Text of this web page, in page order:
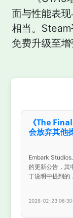
面与性能表
相当。
免费升级至增
《The
会放弃其他
Embark
的更新公告，其
丁说明中提到的
2026-02-23